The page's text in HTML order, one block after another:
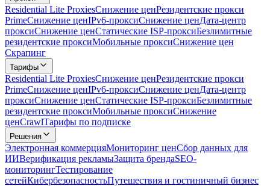
Residential Lite ProxiesСнижение ценРезидентские прокси
PrimeСнижение ценIPv6-проксиСнижение ценДата-центр
проксиСнижение ценСтатические ISP-проксиБезлимитные
резидентские проксиМобильные проксиСнижение цен
Скрапинг
Тарифы
Residential Lite ProxiesСнижение ценРезидентские прокси
PrimeСнижение ценIPv6-проксиСнижение ценДата-центр
проксиСнижение ценСтатические ISP-проксиБезлимитные
резидентские проксиМобильные проксиСнижение
ценCrawlТарифы по подписке
Решения
Электронная коммерцияМониторинг ценСбор данных для
ИИВерификация рекламыЗащита брендаSEO-
мониторингТестирование
сетейКибербезопасностьПутешествия и гостиничный бизнес